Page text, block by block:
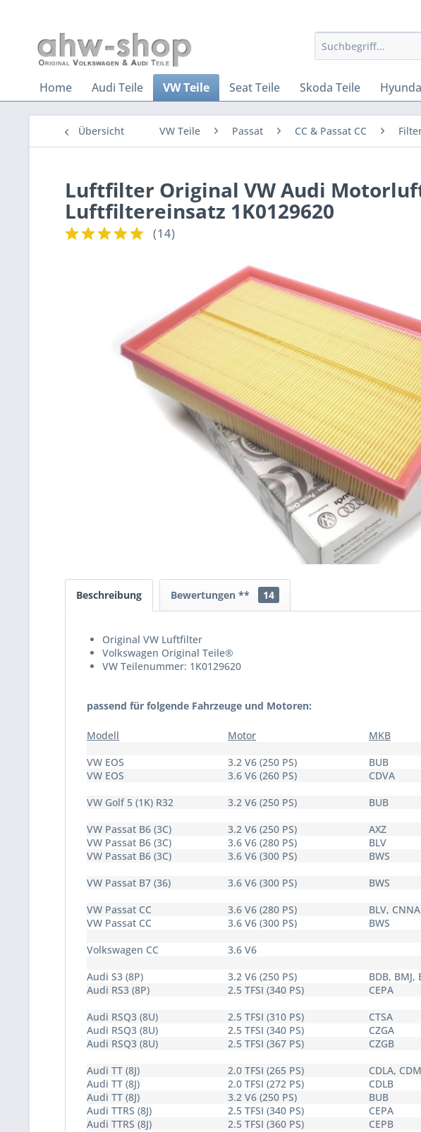
Home Audi Teile VW Teile Seat Teile Skoda Teile
Übersicht VW Teile Passat CC & Passat CC
Luftfilter Original VW Audi
Luftfiltereinsatz 1K0129620
(14)
Beschreibung Bewertungen ** 14
Original VW Luftfilter
Volkswagen Original Teile®
VW Teilenummer: 1K0129620
passend für folgende Fahrzeuge und Motoren:
Modell Motor
MKB
VW EOS
3.2 V6 (250 PS)
BUB
VW EOS
3.6 V6 (260 PS)
CDVA
VW Golf 5 (1K) R32
3.2 V6 (250 PS)
BUB
VW Passat B6 (3C)
3.2 V6 (250 PS)
AXZ
VW Passat B6 (3C)
3.6 V6 (280 PS)
BLV
VW Passat B6 (3C)
3.6 V6 (300 PS)
BWS
VW Passat B7 (36)
3.6 V6 (300 PS)
BWS
VW Passat CC
3.6 V6 (280 PS)
BLV, CNNA
VW Passat CC
3.6 V6 (300 PS)
BWS
Volkswagen CC
3.6 V6
Audi S3 (8P)
3.2 V6 (250 PS)
BDB, BMJ,
Audi RS3 (8P)
2.5 TFSI (340 PS)
CEPA
Audi RSQ3 (8U)
2.5 TFSI (310 PS)
CTSA
Audi RSQ3 (8U)
2.5 TFSI (340 PS)
CZGA
Audi RSQ3 (8U)
2.5 TFSI (367 PS)
CZGB
Audi TT (8J)
2.0 TFSI (265 PS)
CDLA,
Audi TT (8J)
2.0 TFSI (272 PS)
CDLB
Audi TT (8J)
3.2 V6 (250 PS)
BUB
Audi TTRS (8J)
2.5 TFSI (340 PS)
CEPA
Audi TTRS (8J)
2.5 TFSI (360 PS)
CEPB